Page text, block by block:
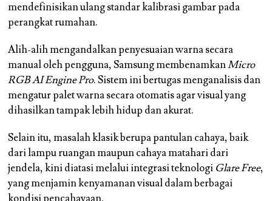
mendefinisikan ulang standar kalibrasi gambar pada
perangkat rumahan.
Alih-alih mengandalkan penyesuaian warna secara
manual oleh pengguna, Samsung membenamkanMicro
RGB AI Engine Pro. Sistem ini bertugas menganalisis dan
mengatur palet warna secara otomatis agar visual yang
dihasilkan tampak lebih hidup dan akurat.
Selain itu, masalah klasik berupa pantulan cahaya, baik
dari lampu ruangan maupun cahaya matahari dari
jendela, kini diatasi melalui integrasi teknologi Glare Free,
yang menjamin kenyamanan visual dalam berbagai